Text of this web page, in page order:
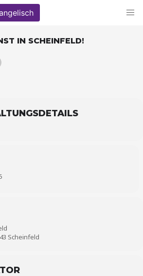
IN SCHEINFELD!
Scheinfeld